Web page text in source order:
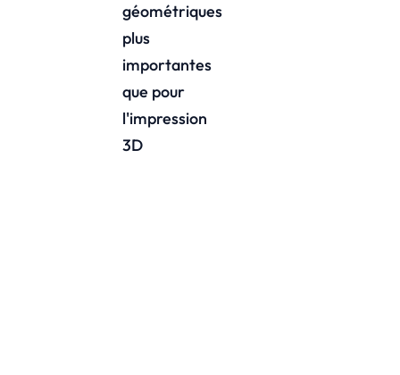
géométriques
plus
importantes
que pour
l'impression
3D